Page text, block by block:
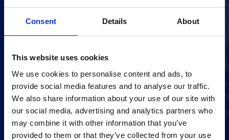
Consent Details About
This website uses cookies
We use cookies to personalise content and ads, to
provide social media features and to analyse our traffic.
We also share information about your use of our site with
our social media, advertising and analytics partners who
may combine it with other information that you’ve
provided to them or that they’ve collected from your use
Niet ziek, wel beter: terugblik op een eerste
editie vol inzichten
AFAS
detox: